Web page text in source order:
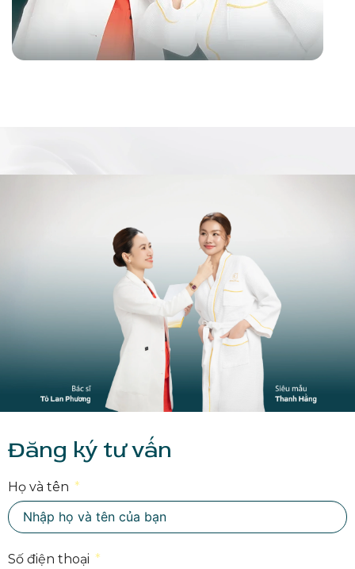
Đăng ký tư vấn
Họ và tên
Số điện thoại